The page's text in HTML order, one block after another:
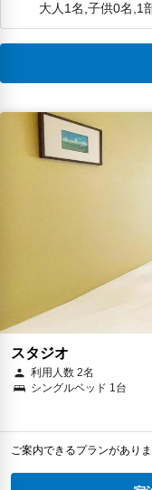
大人1名,子供0名,1
スタジオ
利用人数 2名
シングルベッド 1台
ご案内できるプランがあり